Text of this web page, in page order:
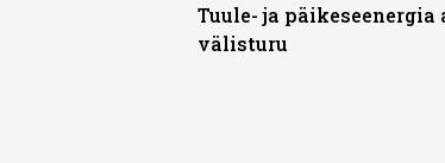
Tuule- ja päikeseenergia
välisturu